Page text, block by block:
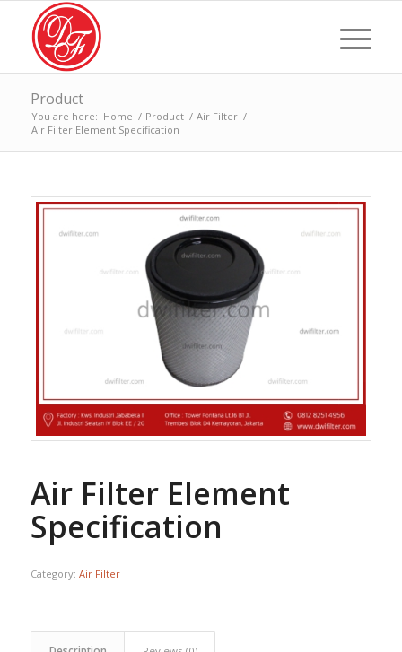
Product
You are here: Home / Product / Air Filter /
Air Filter Element Specification
Air Filter Element
Specification
Category: Air Filter